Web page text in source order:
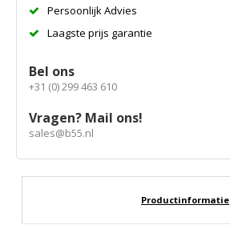
Persoonlijk Advies
Laagste prijs garantie
Bel ons
+31 (0) 299 463 610
Vragen? Mail ons!
sales@b55.nl
Productinformatie